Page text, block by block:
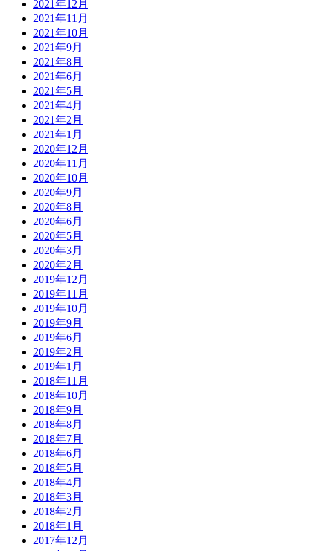
2021年12月
2021年11月
2021年10月
2021年9月
2021年8月
2021年6月
2021年5月
2021年4月
2021年2月
2021年1月
2020年12月
2020年11月
2020年10月
2020年9月
2020年8月
2020年6月
2020年5月
2020年3月
2020年2月
2019年12月
2019年11月
2019年10月
2019年9月
2019年6月
2019年2月
2019年1月
2018年11月
2018年10月
2018年9月
2018年8月
2018年7月
2018年6月
2018年5月
2018年4月
2018年3月
2018年2月
2018年1月
2017年12月